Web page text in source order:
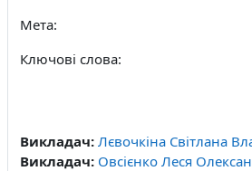
Мета:
Ключові слова:
Викладач: Лєвочкіна Світлана
Викладач: Овсієнко Леся